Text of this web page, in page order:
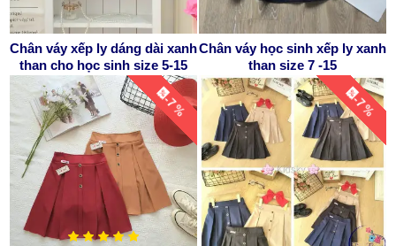
Chân váy xếp ly dáng dài xanh
than cho học sinh size 5-15
Chân váy học sinh xếp ly xanh
than size 7 -15
-7 % -7 %